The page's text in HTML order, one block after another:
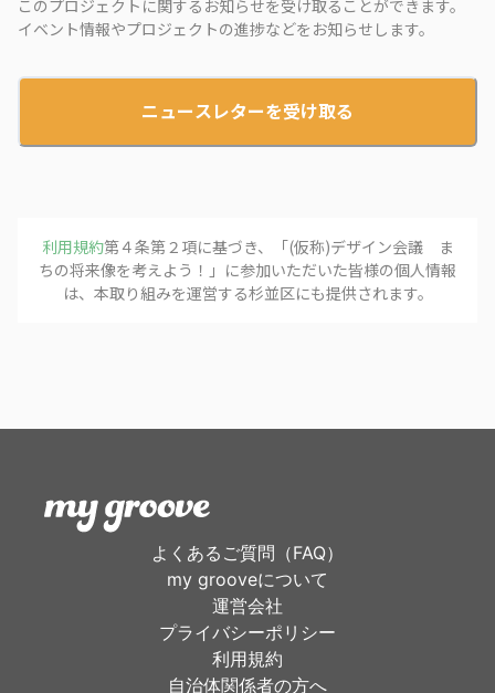
このプロジェクトに関するお知らせを受け取ることができます。
イベント情報やプロジェクトの進捗などをお知らせします。
ニュースレターを受け取る
利用規約第４条第２項に基づき、「(仮称)デザイン会議 ま
ちの将来像を考えよう！ 」に参加いただいた皆様の個人情報
は、本取り組みを運営する杉並区にも提供されます。
よくあるご質問（FAQ）
my grooveについて
運営会社
プライバシーポリシー
利用規約
自治体関係者の方へ